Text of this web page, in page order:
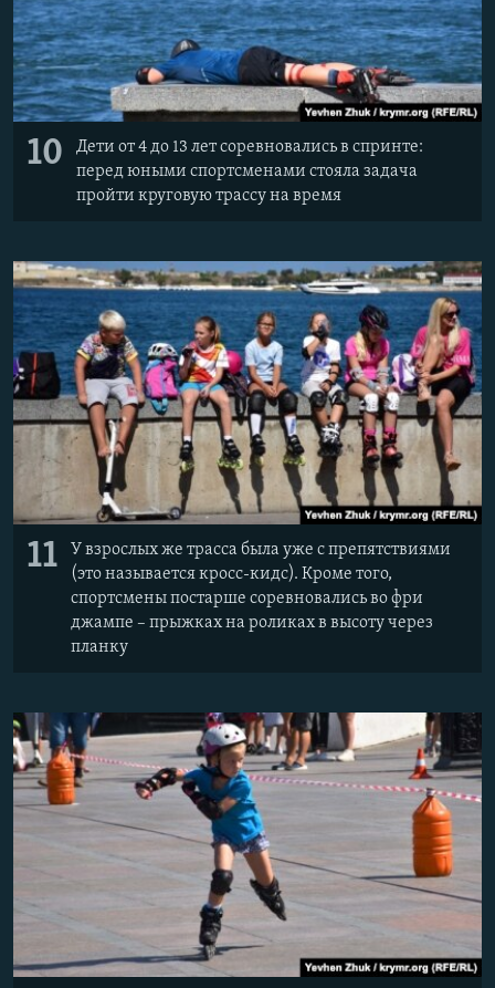
10
Дети от 4 до 13 лет соревновались в спринте:
перед юными спортсменами стояла задача
пройти круговую трассу на время
11
У взрослых же трасса была уже с препятствиями
(это называется кросс-кидс). Кроме того,
спортсмены постарше соревновались во фри
джампе – прыжках на роликах в высоту через
планку